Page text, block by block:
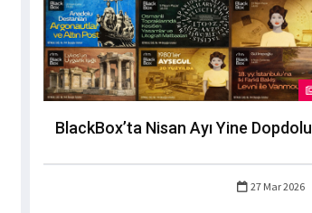
BlackBox’ta Nisan Ayı Yine Dopdolu
27 Mar 2026